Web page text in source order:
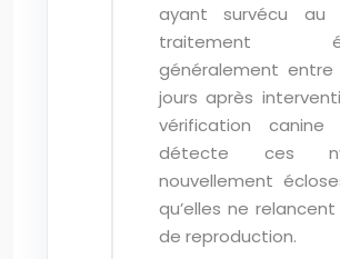
ayant survécu au
traitement
généralement
jours après
vérification canine
détecte ces
nouvellement
qu’elles ne
de reproduction.